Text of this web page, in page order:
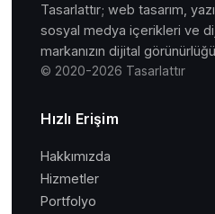
Tasarlattır; web tasarım,
sosyal medya içerikleri ve
markanızın dijital
© 2020-2026 Tasarlattır
Hızlı Erişim
Hakkımızda
Hizmetler
Portfolyo